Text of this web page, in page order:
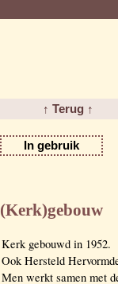
↑ Terug ↑
In gebruik
(Kerk)gebouw
Kerk gebouwd in 1952.
Ook Hersteld
Men werkt samen met